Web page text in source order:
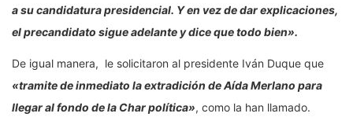
a su candidatura presidencial. Y en vez de dar explicaciones,
el precandidato sigue adelante y dice que todo bien».
De igual manera, le solicitaron al presidente Iván Duque que
«tramite de inmediato la extradición de Aída Merlano para
llegar al fondo de la Char política», como la han llamado.